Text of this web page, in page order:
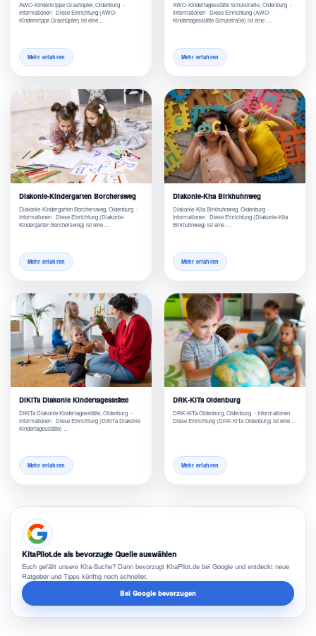
AWO-Kinderkrippe Grashüpfer, Oldenburg -
Informationen Diese Einrichtung (AWO-
Kinderkrippe Grashüpfer) ist eine …
Mehr erfahren
AWO-Kindertagesstätte Schulstraße, Oldenburg -
Informationen Diese Einrichtung (AWO-
Kindertagesstätte Schulstraße) ist eine …
Mehr erfahren
Diakonie-Kindergarten Borchersweg
Diakonie-Kindergarten Borchersweg, Oldenburg -
Informationen Diese Einrichtung (Diakonie-
Kindergarten Borchersweg) ist eine …
Mehr erfahren
Diakonie-Kita Birkhuhnweg
Diakonie-Kita Birkhuhnweg, Oldenburg -
Informationen Diese Einrichtung (Diakonie-Kita
Birkhuhnweg) ist eine …
Mehr erfahren
DiKiTa Diakonie Kindertagesstätte
DiKiTa Diakonie Kindertagesstätte, Oldenburg -
Informationen Diese Einrichtung (DiKiTa Diakonie
Kindertagesstätte) …
Mehr erfahren
DRK-KiTa Oldenburg
DRK-KiTa Oldenburg, Oldenburg - Informationen
Diese Einrichtung (DRK-KiTa Oldenburg) ist eine …
Mehr erfahren
KitaPilot.de als bevorzugte Quelle auswählen
Euch gefällt unsere Kita-Suche? Dann bevorzugt KitaPilot.de bei Google und entdeckt neue
Ratgeber und Tipps künftig noch schneller.
Bei Google bevorzugen